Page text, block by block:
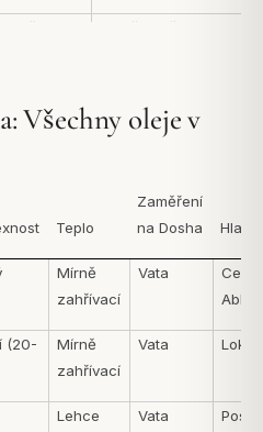
zahřívací Mírně zahřívací
Všechny oleje v
Teplo
Zaměření
na Dosha
Mírně
zahřívací
Vata
(20-
Mírně
zahřívací
Vata
Lehce
Vata